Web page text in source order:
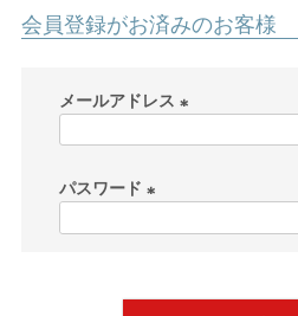
会員登録がお済みのお客様
メールアドレス
パスワード
)